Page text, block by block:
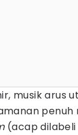
musik arus
penuh
(acap dilabeli